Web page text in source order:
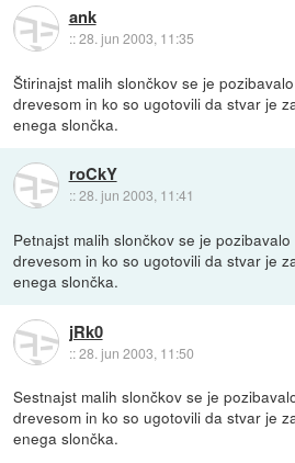
ank
::28. jun 2003, 11:35
Štirinajst malih slončkov se je
drevesom in ko so ugotovili da stvar je
enega slončka.
roCkY
::28. jun 2003, 11:41
Petnajst malih slončkov se je
drevesom in ko so ugotovili da stvar je
enega slončka.
jRk0
::28. jun 2003, 11:50
Sestnajst malih slončkov se je
drevesom in ko so ugotovili da stvar je
enega slončka.